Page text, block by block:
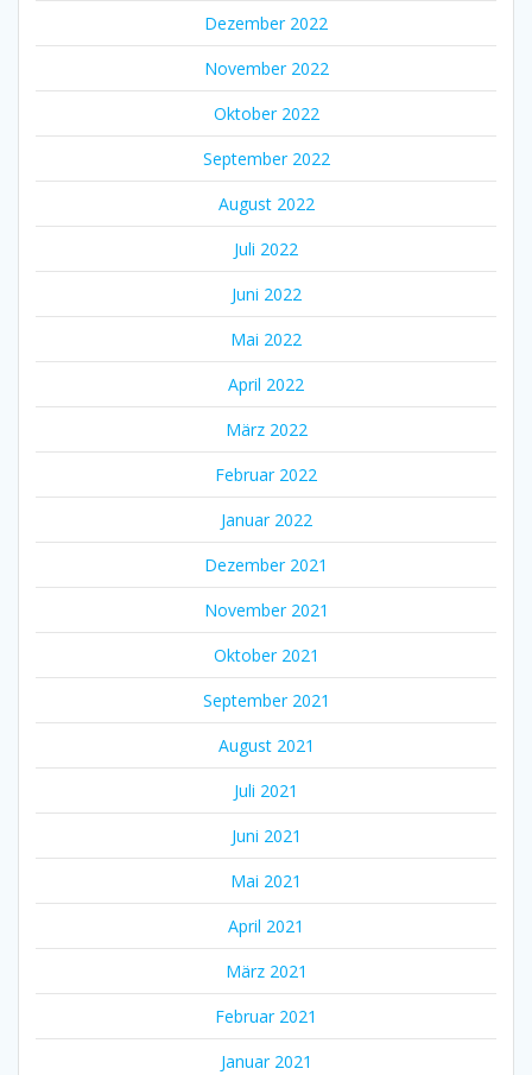
Dezember 2022
November 2022
Oktober 2022
September 2022
August 2022
Juli 2022
Juni 2022
Mai 2022
April 2022
März 2022
Februar 2022
Januar 2022
Dezember 2021
November 2021
Oktober 2021
September 2021
August 2021
Juli 2021
Juni 2021
Mai 2021
April 2021
März 2021
Februar 2021
Januar 2021